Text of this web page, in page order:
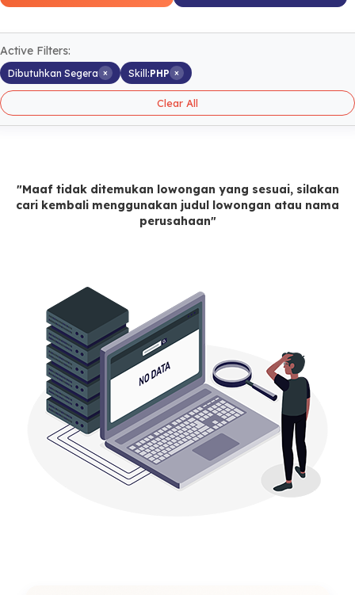
Active Filters:
Dibutuhkan Segera × Skill:PHP ×
Clear All
"Maaf tidak ditemukan lowongan yang sesuai, silakan
cari kembali menggunakan judul lowongan atau nama
perusahaan"